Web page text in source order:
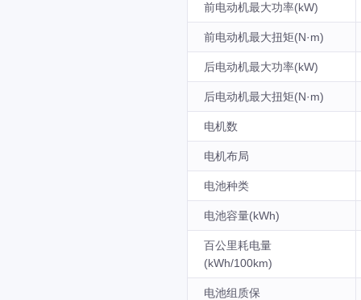
前电动机最大功率(kW)
前电动机最大扭矩(N·m)
后电动机最大功率(kW)
后电动机最大扭矩(N·m)
电机数
电机布局
电池种类
电池容量(kWh)
百公里耗电量
(kWh/100km)
电池组质保